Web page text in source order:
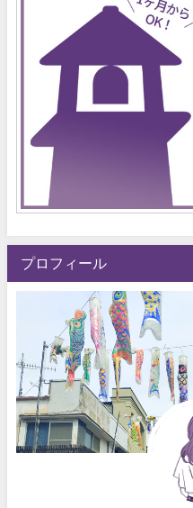
プロフィール